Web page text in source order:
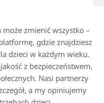
zmienić wszystko –
gdzie znajdziesz
dzieci w każdym wieku.
z bezpieczeństwem,
Nasi partnerzy
a my opiniujemy